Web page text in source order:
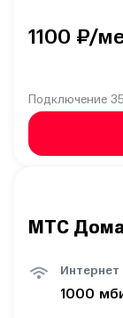
1100 ₽/
Подключение
МТС
Интернет
1000